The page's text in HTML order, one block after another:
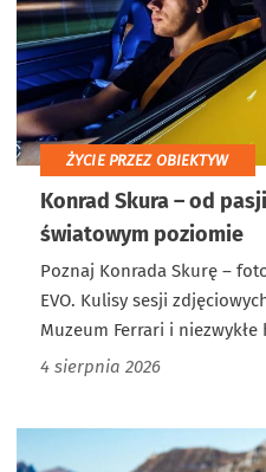
ŻYCIE PRZEZ OBIEKTYW
Konrad Skura – od
światowym poziomie
Poznaj Konrada Skurę –
EVO. Kulisy sesji
Muzeum Ferrari i niezwykłe
4 sierpnia 2026